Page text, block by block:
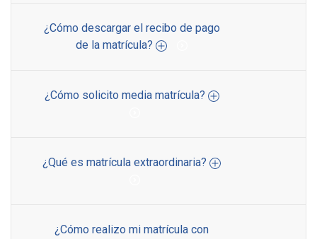
¿Cómo descargar el recibo de pago
de la matrícula?
¿Cómo solicito media matrícula?
¿Qué es matrícula extraordinaria?
¿Cómo realizo mi matrícula con